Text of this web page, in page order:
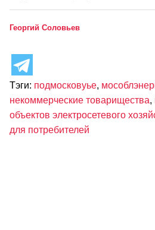
Георгий Соловьев
Тэги: подмосковуье,
некоммерческие товарищества,
объектов электросетевого
для потребителей